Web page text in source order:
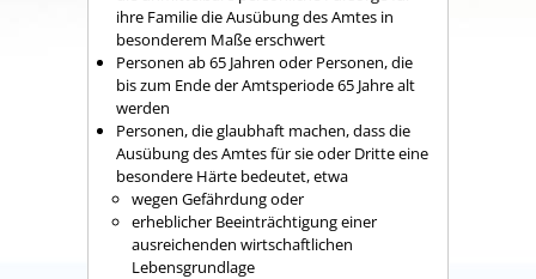
ihre Familie die Ausübung des Amtes in
besonderem Maße erschwert
Personen ab 65 Jahren oder Personen, die
bis zum Ende der Amtsperiode 65 Jahre alt
werden
Personen, die glaubhaft machen, dass die
Ausübung des Amtes für sie oder Dritte eine
besondere Härte bedeutet, etwa
wegen Gefährdung oder
erheblicher Beeinträchtigung einer
ausreichenden wirtschaftlichen
Lebensgrundlage